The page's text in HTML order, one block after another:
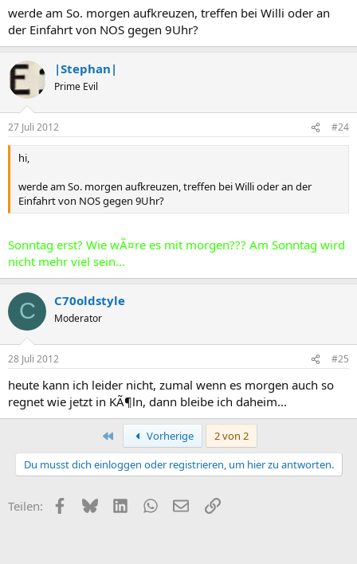
werde am So. morgen aufkreuzen, treffen bei Willi oder an
der Einfahrt von NOS gegen 9Uhr?
|Stephan|
Prime Evil
27 Juli 2012 #24
hi,
werde am So. morgen aufkreuzen, treffen bei Willi oder an der
Einfahrt von NOS gegen 9Uhr?
Sonntag erst? Wie wÃ¤re es mit morgen??? Am Sonntag wird
nicht mehr viel sein...
C C70oldstyle
Moderator
28 Juli 2012 #25
heute kann ich leider nicht, zumal wenn es morgen auch so
regnet wie jetzt in KÃ¶ln, dann bleibe ich daheim...
Erste Vorherige
2 von 2
Du musst dich einloggen oder registrieren, um hier zu antworten.
Teilen: Facebook
BlueskyLinkedInWhatsApp
E-MailLink